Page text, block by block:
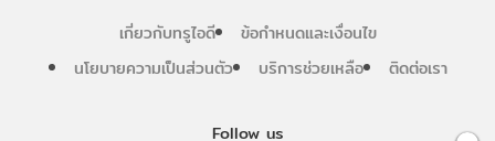
Follow us
เกี่ยวกับทรูไอดี
ข้อกำหนดและเงื่อนไข
นโยบายความเป็นส่วนตัว
บริการช่วยเหลือ ติดต่อเรา